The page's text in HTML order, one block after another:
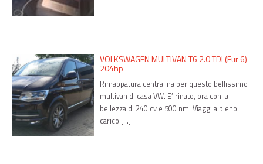
VOLKSWAGEN MULTIVAN T6 2.0 TDI (Eur 6)
204hp
Rimappatura centralina per questo bellissimo
multivan di casa VW. E’ rinato, ora con la
bellezza di 240 cv e 500 nm. Viaggi a pieno
carico […]